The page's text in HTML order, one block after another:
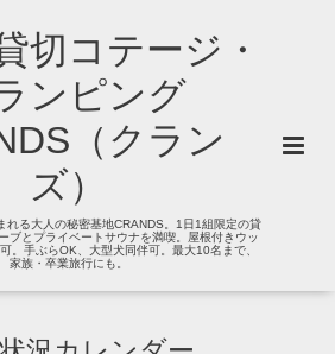
切コテージ・
ンピング
（クラン
ズ）
れる大人の秘密基地CRANDS。1日1組限定の貸
ブとプライベートサウナを満喫。屋根付きウッ
。手ぶらOK、大型犬同伴可。最大10名まで、
家族・卒業旅行にも。